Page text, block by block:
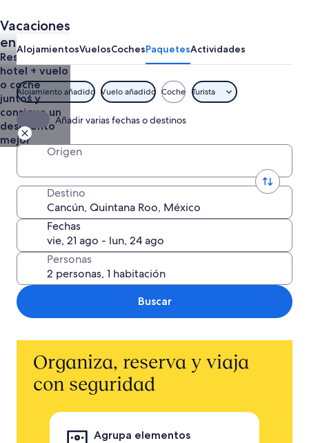
Vacaciones
en Cancún
Reserva
hotel + vuelo
o coche
juntos y
consigue un
descuento
mejor
AlojamientosVuelosCochesPaquetesActividades
Alojamiento añadido Vuelo añadido Coche Turista
Añadir varias fechas o destinos
Origen
Destino
Fechas
Personas
Buscar
Organiza, reserva y viaja
con seguridad
Agrupa elementos